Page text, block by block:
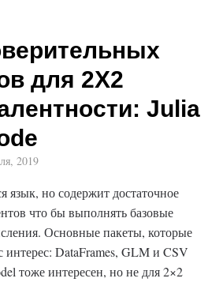
для 2X2
Julia
2019
язык, но содержит достаточное
что бы выполнять базовые
Основные пакеты, которые
интерес: DataFrames, GLM и CSV
тоже интересен, но не для 2×2